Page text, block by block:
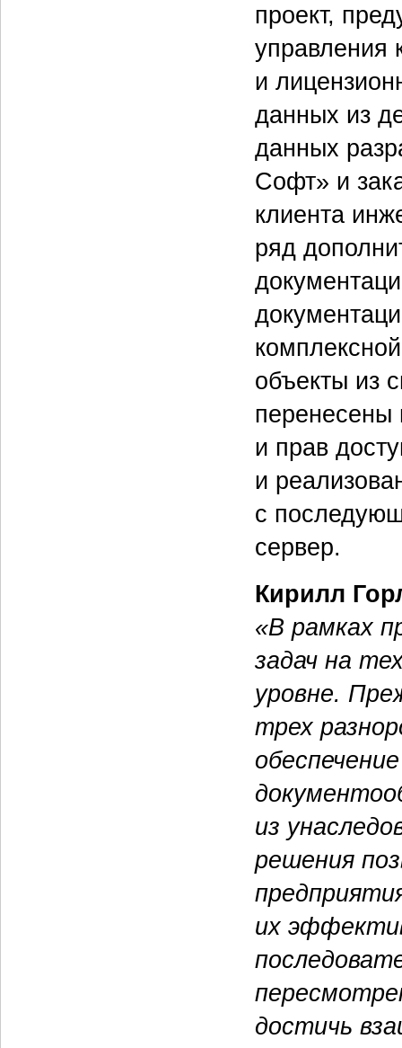
проект,
управления
и
данных из
данных
Софт» и
клиента
ряд
объекты из
перенесены
и прав
и
с
сервер.
Кирилл
«В рамках
задач на
уровне.
трех
из
решения
их
достичь